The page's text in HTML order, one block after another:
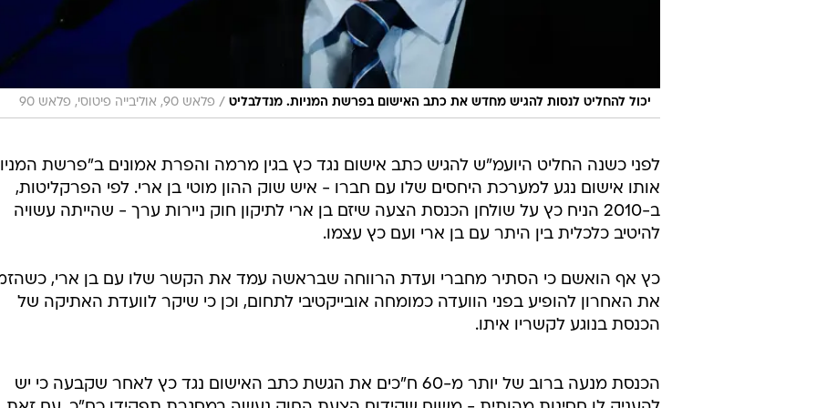
יכול להחליט לנסות להגיש מחדש את כתב האישום בפרשת המניות. מנדלבליט / פלאש 90, אוליבייה פיטוסי, פלאש 90
לפני כשנה החליט היועמ"ש להגיש כתב אישום נגד כץ בגין מרמה והפרת אמונים ב"פרשת
אותו אישום נגע למערכת היחסים שלו עם חברו - איש שוק ההון מוטי בן ארי. לפי הפרקליטות,
ב-2010 הניח כץ על שולחן הכנסת הצעה שיזם בן ארי לתיקון חוק ניירות ערך - שהייתה עשויה
להיטיב כלכלית בין היתר עם בן ארי ועם כץ עצמו.
כץ אף הואשם כי הסתיר מחברי ועדת הרווחה שבראשה עמד את הקשר שלו עם בן ארי,
את האחרון להופיע בפני הוועדה כמומחה אובייקטיבי לתחום, וכן כי שיקר לוועדת האתיקה של
הכנסת בנוגע לקשריו איתו.
הכנסת מנעה ברוב של יותר מ-60 ח"כים את הגשת כתב האישום נגד כץ לאחר שקבעה כי יש